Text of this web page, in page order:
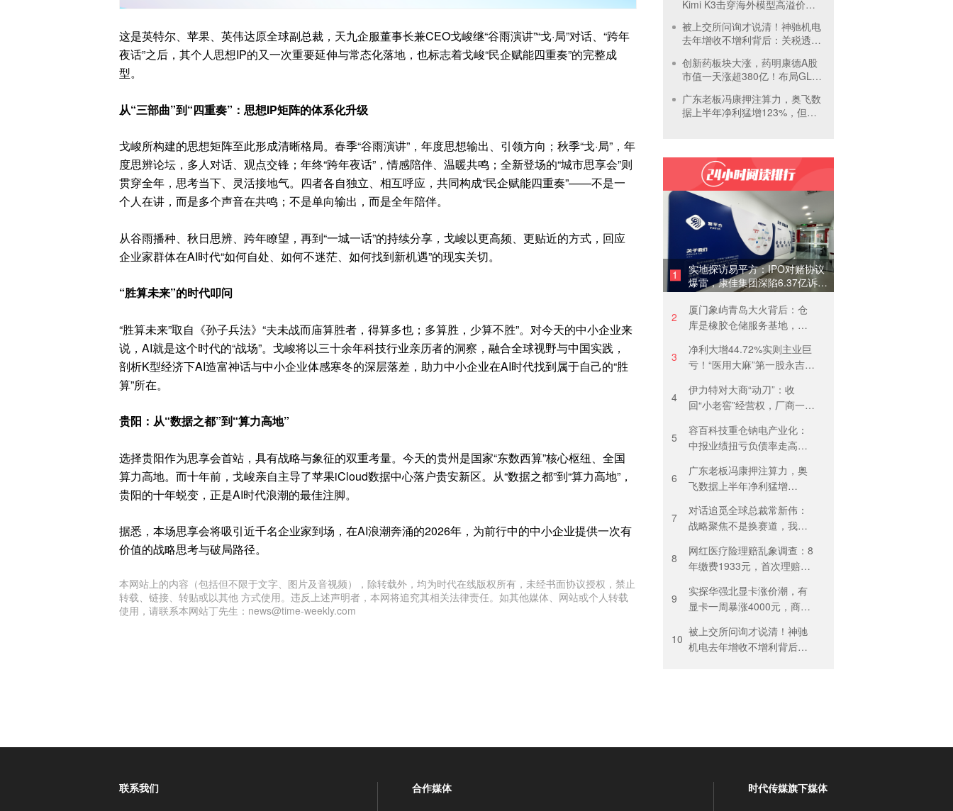
这是英特尔、苹果、英伟达原全球副总裁，天九企服董事长兼CEO戈峻继“谷雨演讲”“戈·局”对话、“跨年
夜话”之后，其个人思想IP的又一次重要延伸与常态化落地，也标志着戈峻“民企赋能四重奏”的完整成
型。
从“三部曲”到“四重奏”：思想IP矩阵的体系化升级
戈峻所构建的思想矩阵至此形成清晰格局。春季“谷雨演讲”，年度思想输出、引领方向；秋季“戈·局”，年
度思辨论坛，多人对话、观点交锋；年终“跨年夜话”，情感陪伴、温暖共鸣；全新登场的“城市思享会”则
贯穿全年，思考当下、灵活接地气。四者各自独立、相互呼应，共同构成“民企赋能四重奏”——不是一
个人在讲，而是多个声音在共鸣；不是单向输出，而是全年陪伴。
从谷雨播种、秋日思辨、跨年瞭望，再到“一城一话”的持续分享，戈峻以更高频、更贴近的方式，回应
企业家群体在AI时代“如何自处、如何不迷茫、如何找到新机遇”的现实关切。
“胜算未来”的时代叩问
“胜算未来”取自《孙子兵法》“夫未战而庙算胜者，得算多也；多算胜，少算不胜”。对今天的中小企业来
说，AI就是这个时代的“战场”。戈峻将以三十余年科技行业亲历者的洞察，融合全球视野与中国实践，
剖析K型经济下AI造富神话与中小企业体感寒冬的深层落差，助力中小企业在AI时代找到属于自己的“胜
算”所在。
贵阳：从“数据之都”到“算力高地”
选择贵阳作为思享会首站，具有战略与象征的双重考量。今天的贵州是国家“东数西算”核心枢纽、全国
算力高地。而十年前，戈峻亲自主导了苹果iCloud数据中心落户贵安新区。从“数据之都”到“算力高地”，
贵阳的十年蜕变，正是AI时代浪潮的最佳注脚。
据悉，本场思享会将吸引近千名企业家到场，在AI浪潮奔涌的2026年，为前行中的中小企业提供一次有
价值的战略思考与破局路径。
本网站上的内容（包括但不限于文字、图片及音视频），除转载外，均为时代在线版权所有，未经书面协议授权，禁止
转载、链接、转贴或以其他 方式使用。违反上述声明者，本网将追究其相关法律责任。如其他媒体、网站或个人转载
使用，请联系本网站丁先生：news@time-weekly.com
Kimi K3击穿海外模型高溢价壁
被上交所问询才说清！神驰机电
去年增收不增利背后：关税透支
创新药板块大涨，药明康德A股
市值一天涨超380亿！布局GLP-
广东老板冯康押注算力，奥飞数
据上半年净利猛增123%，但总
1
实地探访易平方：IPO对赌协议
爆雷，康佳集团深陷6.37亿诉讼
泥潭
2
厦门象屿青岛大火背后：仓
库是橡胶仓储服务基地，当
进行安全管理培训
3
净利大增44.72%实则主业巨
亏！“医用大麻”第一股永吉股
收益“保盈”
4
伊力特对大商“动刀”：收
回“小老窖”经营权，厂商一体
5
容百科技重仓钠电产业化：
中报业绩扭亏负债率走高，
6
广东老板冯康押注算力，奥
飞数据上半年净利猛增
元
7
对话追觅全球总裁常新伟：
战略聚焦不是换赛道，我们
8
网红医疗险理赔乱象调查：8
年缴费1933元，首次理赔被
出”困住投保人
9
实探华强北显卡涨价潮，有
显卡一周暴涨4000元，商
10
被上交所问询才说清！神驰
机电去年增收不增利背后：
联系我们 合作媒体 时代传媒旗下媒体